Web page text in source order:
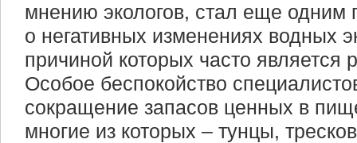
мнению экологов, стал еще одним
о негативных изменениях водных
причиной которых часто является
Особое беспокойство
сокращение запасов ценных в
многие из которых – тунцы,